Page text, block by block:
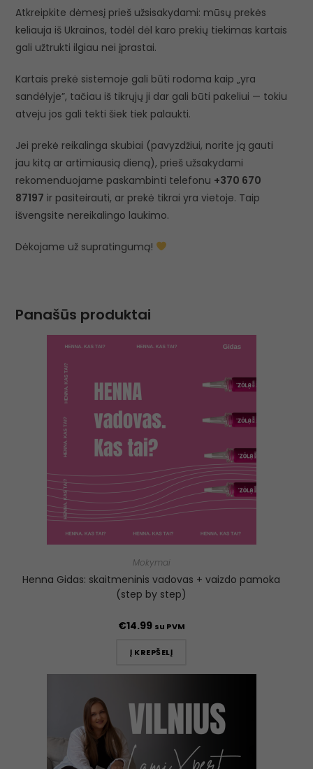
Atkreipkite dėmesį prieš užsisakydami: mūsų prekės
keliauja iš Ukrainos, todėl dėl karo prekių tiekimas kartais
gali užtrukti ilgiau nei įprastai.
Kartais prekė sistemoje gali būti rodoma kaip „yra
sandėlyje”, tačiau iš tikrųjų ji dar gali būti pakeliui — tokiu
atveju jos gali tekti šiek tiek palaukti.
Jei prekė reikalinga skubiai (pavyzdžiui, norite ją gauti
jau kitą ar artimiausią dieną), prieš užsakydami
rekomenduojame paskambinti telefonu +370 670
87197 ir pasiteirauti, ar prekė tikrai yra vietoje. Taip
išvengsite nereikalingo laukimo.
Dėkojame už supratingumą!
Panašūs produktai
Mokymai
Henna Gidas: skaitmeninis vadovas + vaizdo pamoka
(step by step)
€14.99 su PVM
Į KREPŠELĮ